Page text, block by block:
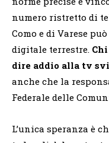
numero ristretto di
Como e di Varese
digitale terrestre.
dire addio alla tv
anche che la
Federale delle
L’unica speranza è